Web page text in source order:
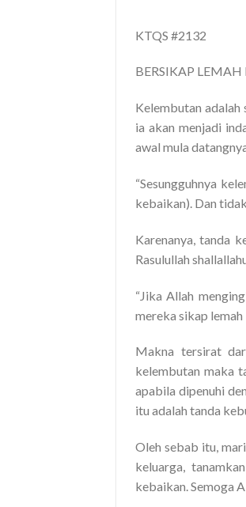
KTQS #2132
BERSIKAP
Kelembutan adalah
ia akan menjadi
awal mula
“Sesungguhnya
kebaikan). Dan
Karenanya, tanda
Rasulullah
“Jika Allah
mereka sikap
Makna tersirat
kelembutan maka
apabila dipenuhi
itu adalah tanda
Oleh sebab itu,
keluarga,
kebaikan. Semoga